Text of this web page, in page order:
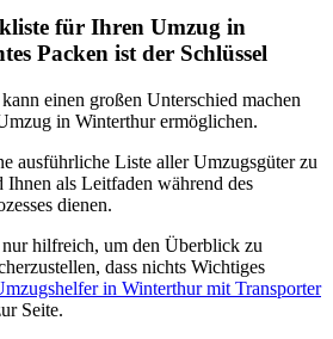
für Ihren Umzug in
Packen ist der Schlüssel
einen großen Unterschied machen
in Winterthur ermöglichen.
ausführliche Liste aller Umzugsgüter zu
als Leitfaden während des
dienen.
hilfreich, um den Überblick zu
dass nichts Wichtiges
in Winterthur mit Transporter
Seite.